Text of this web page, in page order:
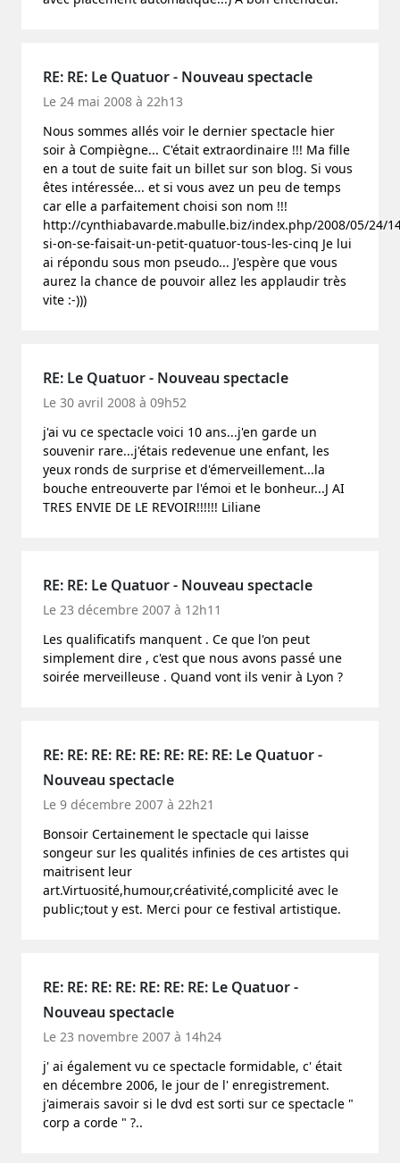
RE: RE: Le Quatuor - Nouveau spectacle
Le 24 mai 2008 à 22h13
Nous sommes allés voir le dernier spectacle hier
soir à Compiègne... C'était extraordinaire !!! Ma fille
en a tout de suite fait un billet sur son blog. Si vous
êtes intéressée... et si vous avez un peu de temps
car elle a parfaitement choisi son nom !!!
http://cynthiabavarde.mabulle.biz/index.php/2008/05/24/
si-on-se-faisait-un-petit-quatuor-tous-les-cinq Je lui
ai répondu sous mon pseudo... J'espère que vous
aurez la chance de pouvoir allez les applaudir très
vite :-)))
RE: Le Quatuor - Nouveau spectacle
Le 30 avril 2008 à 09h52
j'ai vu ce spectacle voici 10 ans...j'en garde un
souvenir rare...j'étais redevenue une enfant, les
yeux ronds de surprise et d'émerveillement...la
bouche entreouverte par l'émoi et le bonheur...J AI
TRES ENVIE DE LE REVOIR!!!!!! Liliane
RE: RE: Le Quatuor - Nouveau spectacle
Le 23 décembre 2007 à 12h11
Les qualificatifs manquent . Ce que l'on peut
simplement dire , c'est que nous avons passé une
soirée merveilleuse . Quand vont ils venir à Lyon ?
RE: RE: RE: RE: RE: RE: RE: RE: Le Quatuor -
Nouveau spectacle
Le 9 décembre 2007 à 22h21
Bonsoir Certainement le spectacle qui laisse
songeur sur les qualités infinies de ces artistes qui
maitrisent leur
art.Virtuosité,humour,créativité,complicité avec le
public;tout y est. Merci pour ce festival artistique.
RE: RE: RE: RE: RE: RE: RE: Le Quatuor -
Nouveau spectacle
Le 23 novembre 2007 à 14h24
j' ai également vu ce spectacle formidable, c' était
en décembre 2006, le jour de l' enregistrement.
j'aimerais savoir si le dvd est sorti sur ce spectacle "
corp a corde " ?..